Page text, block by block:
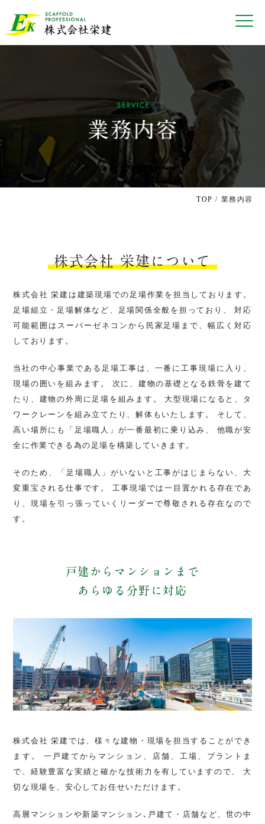
TOP / 業務内容
株式会社 栄建について
株式会社 栄建は建築現場での足場作業を担当しております。
足場組立・足場解体など、足場関係全般を担っており、
対応
可能範囲はスーパーゼネコンから民家足場まで、幅広く対応
しております。
当社の中心事業である足場工事は、一番に工事現場に入り、
現場の囲いを組みます。
次に、建物の基礎となる鉄骨を建て
たり、建物の外周に足場を組みます。
大型現場になると、タ
ワークレーンを組み立てたり、解体もいたします。
そして、
高い場所にも「足場職人」が一番最初に乗り込み、
他職が安
全に作業できる為の足場を構築していきます。
そのため、「足場職人」がいないと工事がはじまらない、大
変重宝される仕事です。
工事現場では一目置かれる存在であ
り、現場を引っ張っていくリーダーで尊敬される存在なので
す。
戸建からマンションまで
あらゆる分野に対応
株式会社 栄建では、様々な建物・現場を担当することができ
ます。
一戸建てからマンション、店舗、工場、プラントま
で、経験豊富な実績と確かな技術力を有していますので、
大
切な現場を、安心してお任せいただけます。
高層マンションや新築マンション､戸建て・店舗など、世の中